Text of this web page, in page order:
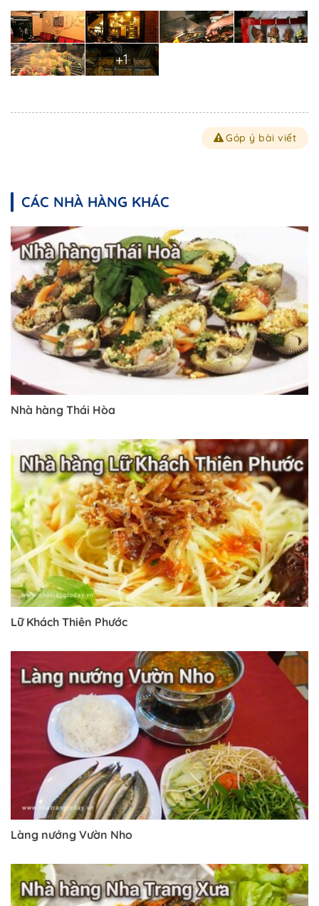
+1
Góp ý bài viết
CÁC NHÀ HÀNG KHÁC
Nhà hàng Thái Hòa
Lữ Khách Thiên Phước
Làng nướng Vườn Nho